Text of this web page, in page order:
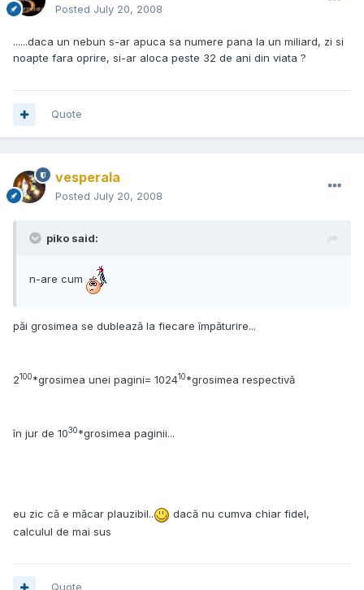
Posted July 20, 2008
......daca un nebun s-ar apuca sa numere pana la un miliard, zi si
noapte fara oprire, si-ar aloca peste 32 de ani din viata ?
Quote
vesperala
Posted July 20, 2008
piko said:
n-are cum
păi grosimea se dublează la fiecare împăturire...
2100*grosimea unei pagini= 102410*grosimea respectivă
în jur de 1030*grosimea paginii...
eu zic că e măcar plauzibil..
dacă nu cumva chiar fidel,
calculul de mai sus
Quote